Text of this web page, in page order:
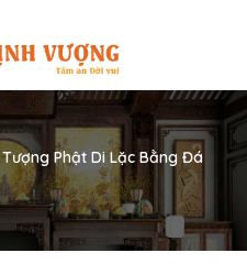
Tượng Phật Di Lặc Bằng Đá